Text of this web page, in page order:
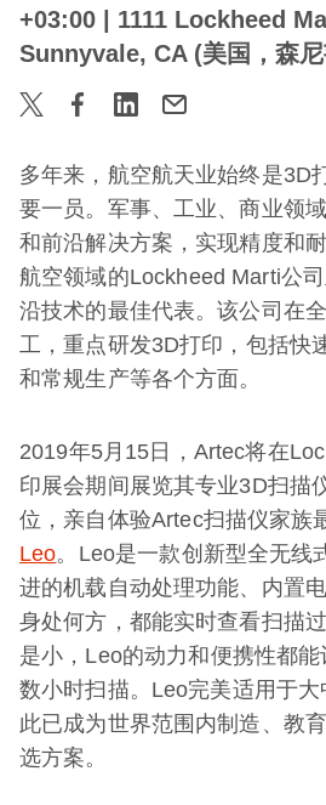
+03:00
| 1111 Lockheed
Sunnyvale, CA (美国，森
多年来，航空航天业始终是3D
要一员。军事、工业、商业领
和前沿解决方案，实现精度和
航空领域的Lockheed Marti公
沿技术的最佳代表。该公司在
工，重点研发3D打印，包括快
和常规生产等各个方面。
2019年5月15日，Artec将在
印展会期间展览其专业3D扫描
位，亲自体验Artec扫描仪家族
Leo。Leo是一款创新型全无线
进的机载自动处理功能、内置
身处何方，都能实时查看扫描
是小，Leo的动力和便携性都
数小时扫描。Leo完美适用于
此已成为世界范围内制造、教
选方案。